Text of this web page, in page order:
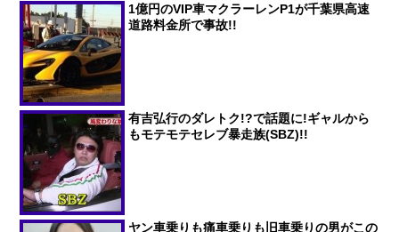
1億円のVIP車マクラーレンP1が千葉県高速
道路料金所で事故!!
有吉弘行のダレトク!?で話題に!ギャルから
もモテモテセレブ暴走族(SBZ)!!
ヤン車乗りも痛車乗りも旧車乗りの男がこの